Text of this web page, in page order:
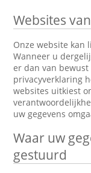
Websites
Onze website kan
Wanneer u
er dan van
privacyverklaring
websites uitkiest
uw gegevens
Waar uw
gestuurd